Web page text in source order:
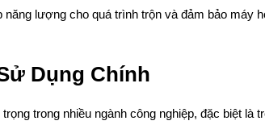
năng lượng cho quá trình trộn và đảm bảo máy
Dụng Chính
trong nhiều ngành công nghiệp, đặc biệt là